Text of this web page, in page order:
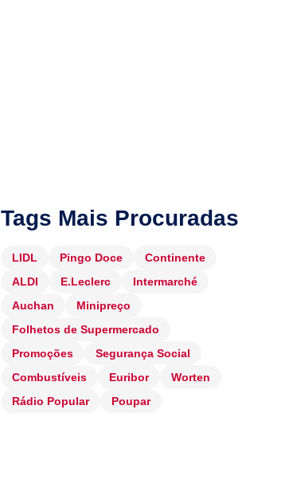
Tags Mais Procuradas
LIDL Pingo Doce
Continente
ALDI
E.Leclerc
Intermarché
Auchan
Minipreço
Folhetos de Supermercado
Promoções
Segurança Social
Combustíveis
Euribor
Worten
Rádio Popular
Poupar